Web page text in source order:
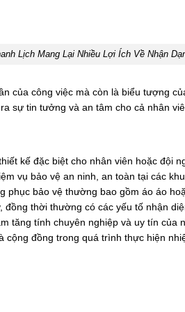
Lịch Mang Lại Nhiều Lợi Ích Về Nhận
của công việc mà còn là biểu tượng
sự tin tưởng và an tâm cho cả nhân
kế đặc biệt cho nhân viên hoặc đội
vụ bảo vệ an ninh, an toàn tại các
phục bảo vệ thường bao gồm áo áo
đồng thời thường có các yếu tố nhận
tăng tính chuyên nghiệp và uy tín của
đồng trong quá trình thực hiện